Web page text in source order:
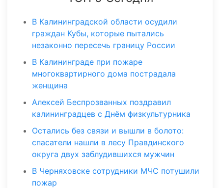
В Калининградской области осудили
граждан Кубы, которые пытались
незаконно пересечь границу России
В Калининграде при пожаре
многоквартирного дома пострадала
женщина
Алексей Беспрозванных поздравил
калининградцев с Днём физкультурника
Остались без связи и вышли в болото:
спасатели нашли в лесу Правдинского
округа двух заблудившихся мужчин
В Черняховске сотрудники МЧС потушили
пожар